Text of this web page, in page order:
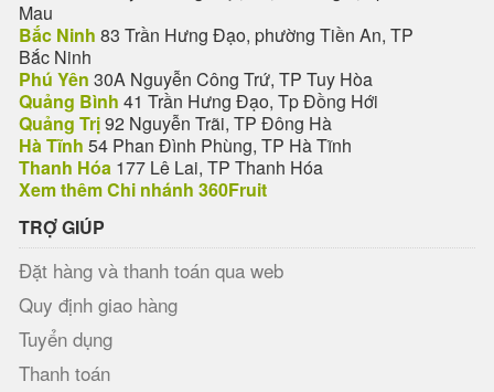
Mau
Bắc Ninh 83 Trần Hưng Đạo, phường Tiền An, TP
Bắc Ninh
Phú Yên 30A Nguyễn Công Trứ, TP Tuy Hòa
Quảng Bình 41 Trần Hưng Đạo, Tp Đồng Hới
Quảng Trị92 Nguyễn Trãi, TP Đông Hà
Hà Tĩnh 54 Phan Đình Phùng, TP Hà Tĩnh
Thanh Hóa 177 Lê Lai, TP Thanh Hóa
Xem thêm Chi nhánh 360Fruit
TRỢ GIÚP
Đặt hàng và thanh toán qua web
Quy định giao hàng
Tuyển dụng
Thanh toán